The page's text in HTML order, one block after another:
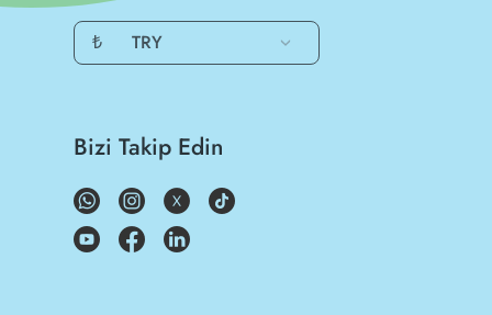
₺ TRY
Bizi Takip Edin